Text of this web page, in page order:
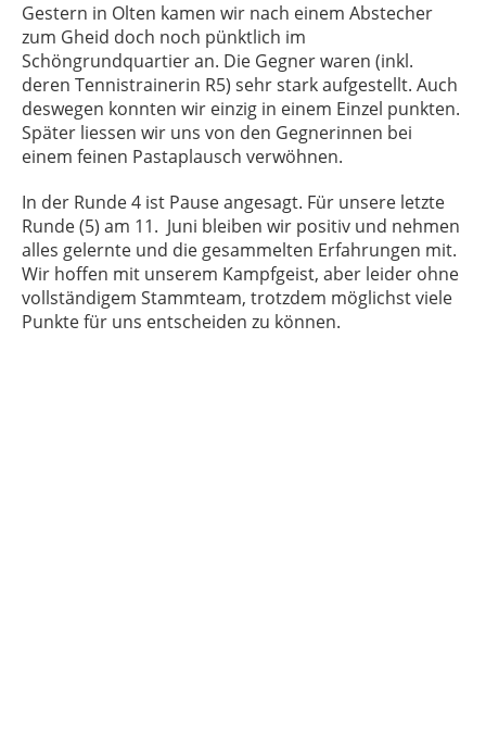
Gestern in Olten kamen wir nach einem Abstecher
zum Gheid doch noch pünktlich im
Schöngrundquartier an. Die Gegner waren (inkl.
deren Tennistrainerin R5) sehr stark aufgestellt. Auch
deswegen konnten wir einzig in einem Einzel punkten.
Später liessen wir uns von den Gegnerinnen bei
einem feinen Pastaplausch verwöhnen.
In der Runde 4 ist Pause angesagt. Für unsere letzte
Runde (5) am 11. Juni bleiben wir positiv und nehmen
alles gelernte und die gesammelten Erfahrungen mit.
Wir hoffen mit unserem Kampfgeist, aber leider ohne
vollständigem Stammteam, trotzdem möglichst viele
Punkte für uns entscheiden zu können.